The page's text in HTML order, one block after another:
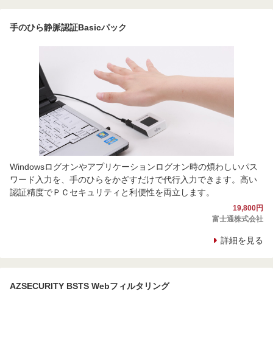
手のひら静脈認証Basicパック
Windowsログオンやアプリケーションログオン時の煩わしいパス
ワード入力を、手のひらをかざすだけで代行入力できます。高い
認証精度でＰＣセキュリティと利便性を両立します。
19,800円
富士通株式会社
詳細を見る
AZSECURITY BSTS Webフィルタリング